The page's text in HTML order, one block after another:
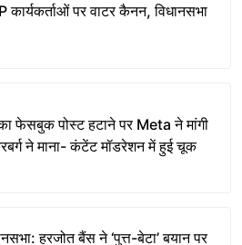
पर वाटर कैनन, विधानसभा
फेसबुक पोस्ट हटाने पर Meta ने मांगी
ने माना- कंटेंट मॉडरेशन में हुई चूक
हरजोत बैंस ने ‘पुत्त-बेटा’ बयान पर